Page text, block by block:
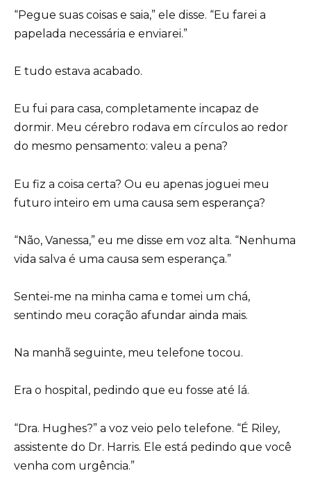
“Pegue suas coisas e saia,” ele disse. “Eu farei a
papelada necessária e enviarei.”
E tudo estava acabado.
Eu fui para casa, completamente incapaz de
dormir. Meu cérebro rodava em círculos ao redor
do mesmo pensamento: valeu a pena?
Eu fiz a coisa certa? Ou eu apenas joguei meu
futuro inteiro em uma causa sem esperança?
“Não, Vanessa,” eu me disse em voz alta. “Nenhuma
vida salva é uma causa sem esperança.”
Sentei-me na minha cama e tomei um chá,
sentindo meu coração afundar ainda mais.
Na manhã seguinte, meu telefone tocou.
Era o hospital, pedindo que eu fosse até lá.
“Dra. Hughes?” a voz veio pelo telefone. “É Riley,
assistente do Dr. Harris. Ele está pedindo que você
venha com urgência.”